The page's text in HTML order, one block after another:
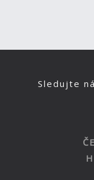
Sledujte